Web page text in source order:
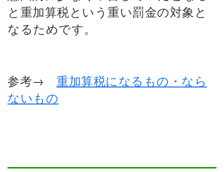
と重加算税という重い罰金の対象と
なるためです。
参考→ 重加算税になるもの・なら
ないもの